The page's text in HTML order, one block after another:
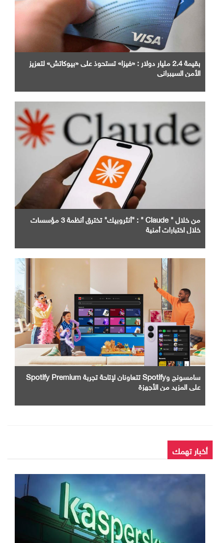
بقيمة 2.4 مليار دولار : «فيزا» تستحوذ على «بيوكاتش» لتعزيز
الأمن السيبراني
من خلال " Claude " : "أنثروبيك" تخترق أنظمة 3 مؤسسات
خلال اختبارات أمنية
سامسونج وSpotify تتعاونان لإتاحة تجربة Spotify Premium
على المزيد من الأجهزة
أخبار تهمك